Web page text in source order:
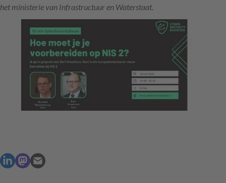
het ministerie van Infrastructuur en Waterstaat.